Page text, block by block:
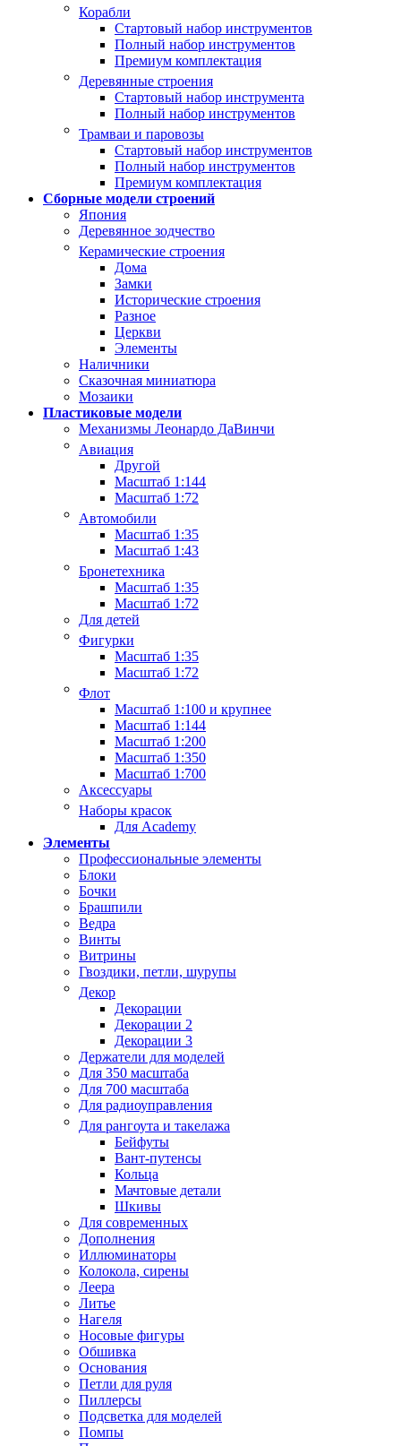
Корабли
Стартовый набор инструментов
Полный набор инструментов
Премиум комплектация
Деревянные строения
Стартовый набор инструмента
Полный набор инструментов
Трамваи и паровозы
Стартовый набор инструментов
Полный набор инструментов
Премиум комплектация
Сборные модели строений
Япония
Деревянное зодчество
Керамические строения
Дома
Замки
Исторические строения
Разное
Церкви
Элементы
Наличники
Сказочная миниатюра
Мозаики
Пластиковые модели
Механизмы Леонардо ДаВинчи
Авиация
Другой
Масштаб 1:144
Масштаб 1:72
Автомобили
Масштаб 1:35
Масштаб 1:43
Бронетехника
Масштаб 1:35
Масштаб 1:72
Для детей
Фигурки
Масштаб 1:35
Масштаб 1:72
Флот
Масштаб 1:100 и крупнее
Масштаб 1:144
Масштаб 1:200
Масштаб 1:350
Масштаб 1:700
Аксессуары
Наборы красок
Для Academy
Элементы
Профессиональные элементы
Блоки
Бочки
Брашпили
Ведра
Винты
Витрины
Гвоздики, петли, шурупы
Декор
Декорации
Декорации 2
Декорации 3
Держатели для моделей
Для 350 масштаба
Для 700 масштаба
Для радиоуправления
Для рангоута и такелажа
Бейфуты
Вант-путенсы
Кольца
Мачтовые детали
Шкивы
Для современных
Дополнения
Иллюминаторы
Колокола, сирены
Леера
Литье
Нагеля
Носовые фигуры
Обшивка
Основания
Петли для руля
Пиллерсы
Подсветка для моделей
Помпы